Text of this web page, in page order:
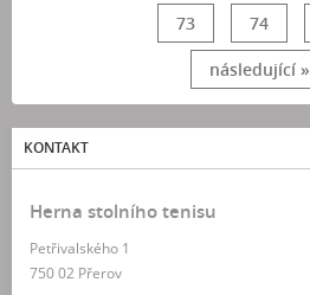
73 74
následující »
KONTAKT
Herna stolního tenisu
Petřivalského 1
750 02 Přerov